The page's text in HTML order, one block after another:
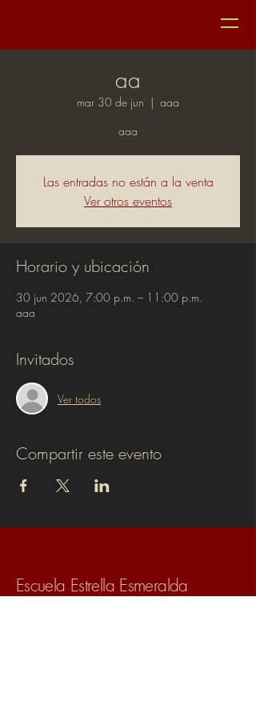
aa
mar 30 de jun
  |
aaa
aaa
Las entradas no están a la venta
Ver otros eventos
Horario y ubicación
30 jun 2026, 7:00 p.m. – 11:00 p.m.
aaa
Invitados
Ver todos
Compartir este evento
Escuela Estrella Esmeralda